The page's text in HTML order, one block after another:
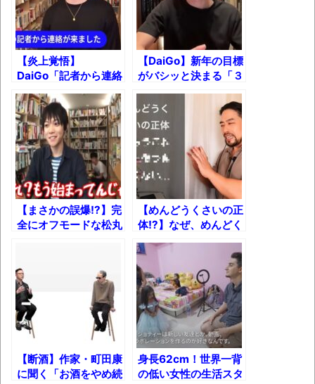
果･････････････････････････････
【動画】カニ、ちょっかい出してきた陰に
ブチギレ
長野県のなめこのデカさが規格外だったｗ
ｗ
新装版「ご冗談でしょう、ファインマンさ
ん（上）（下）」発売
【画像】整形で2400万円超えの美女、水着
グラビアに挑戦
歴ログは10周年ですがnoteに引っ越します
進撃の巨人シーズン7 ファイナルシーズンの
TBS「マツコの知らない世界」スタグル特
集でほとんど紹介されなかったJリーグ…なら
ば自分たちで紹介だ！
時代の流れ
【炎上覚悟】
DaiGo「記者から連絡
が来ました。訴えられ
るかもしれません。」
【DaiGo】新年の目標
がバシッと決まる「３
つの場所」とは？
【まさかの誤爆!?】完
全にオフモードな松丸
【めんどうくさいの正
体!?】なぜ、めんどく
さいとあなたは思って
しまうのか？やる気を
失うことであなたが得
ているものとは？
【断酒】作家・町田康
に聞く「お酒をやめ続
身長62cm！世界一背
の低い女性の生活スタ